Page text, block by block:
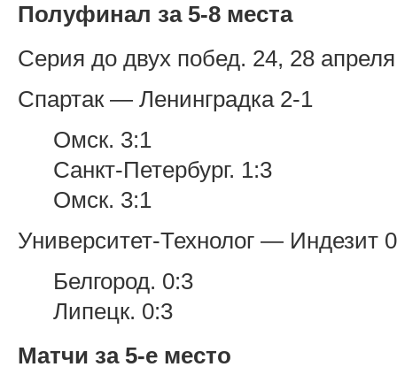
Полуфинал за 5-8 места
Серия до двух побед. 24, 28
Спартак — Ленинградка 2-1
Омск. 3:1
Санкт-Петербург. 1:3
Омск. 3:1
Университет-Технолог — Индезит
Белгород. 0:3
Липецк. 0:3
Матчи за 5-е место